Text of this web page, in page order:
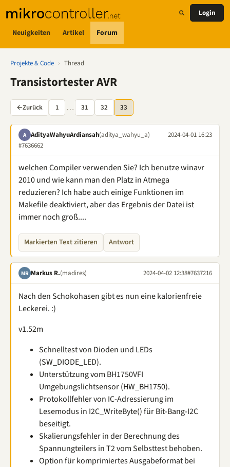
Neuigkeiten Artikel Forum
Login
Projekte & Code › Thread
Transistortester AVR
←Zurück 1 … 31 32 33
A AdityaWahyuArdiansah(aditya_wahyu_a)
2024-04-01 16:23
#7636662
welchen Compiler verwenden Sie? Ich benutze winavr
2010 und wie kann man den Platz in Atmega
reduzieren? Ich habe auch einige Funktionen im
Makefile deaktiviert, aber das Ergebnis der Datei ist
immer noch groß....
Markierten Text zitieren Antwort
MR Markus R.(madires) 2024-04-02 12:38#7637216
Nach den Schokohasen gibt es nun eine kalorienfreie
Leckerei. :)
v1.52m
Schnelltest von Dioden und LEDs
(SW_DIODE_LED).
Unterstützung vom BH1750VFI
Umgebungslichtsensor (HW_BH1750).
Protokollfehler von IC-Adressierung im
Lesemodus in I2C_WriteByte() für Bit-Bang-I2C
beseitigt.
Skalierungsfehler in der Berechnung des
Spannungteilers in T2 vom Selbsttest behoben.
Option für komprimiertes Ausgabeformat bei